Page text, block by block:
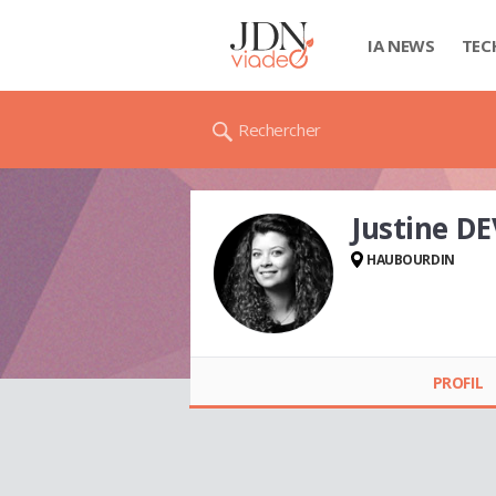
IA NEWS
Rechercher
Justine
HAUBOURDIN
PROFIL